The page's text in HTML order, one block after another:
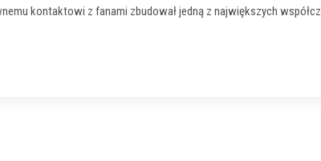
kontaktowi z fanami zbudował jedną z największych